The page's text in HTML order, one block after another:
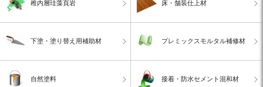
稚内層珪藻頁岩 床・舗装仕上材
下塗・塗り替え用補助材 プレミックスモルタル補修材
自然塗料 接着・防水セメント混和材